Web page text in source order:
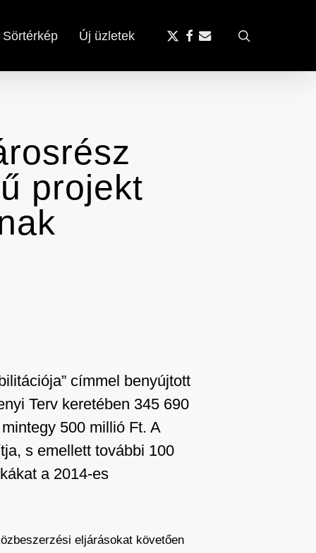
Sörtérkép Új üzletek
x-
facebook
email
projekt
címmel benyújtott
Terv keretében 345 690
500 millió Ft. A
s emellett további 100
a 2014-es
eljárásokat követően